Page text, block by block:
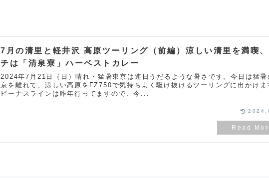
7月の清里と軽井沢 高原ツーリング（前編）涼しい清里を満喫
チは「清泉寮」ハーベストカレー
2024年7月21日（日）晴れ・猛暑東京は連日うだるような暑さです。今日は猛暑
京を離れて、涼しい高原をFZ750で気持ちよく駆け抜けるツーリングに出かけま
ビーナスラインは昨年行ってますので、今...